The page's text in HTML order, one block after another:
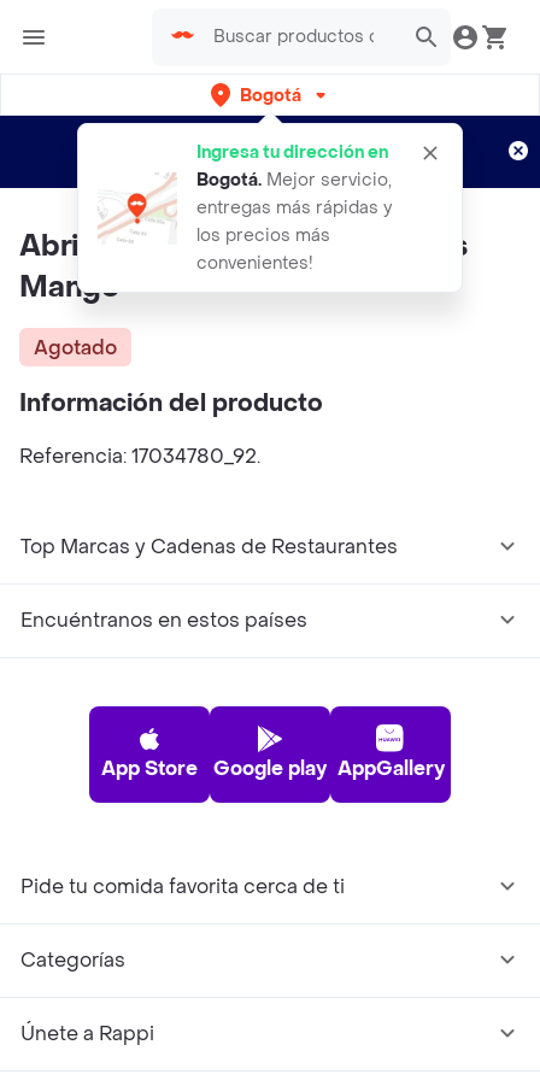
Bogotá
Ingresa tu dirección en
Bogotá. Mejor servicio,
entregas más rápidas y
los precios más
convenientes!
envíos gratis por semanas
Aplican TyC
Abrigo Lucio Gris Talla 67 Niños
Mango
Agotado
Información del producto
Referencia: 17034780_92.
Top Marcas y Cadenas de Restaurantes
Encuéntranos en estos países
App Store Google play AppGallery
Pide tu comida favorita cerca de ti
Categorías
Únete a Rappi